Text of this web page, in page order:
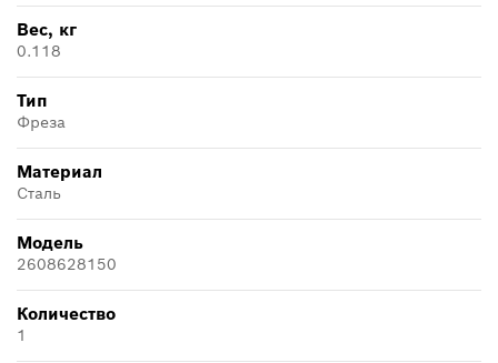
Вес, кг
0.118
Тип
Фреза
Материал
Сталь
Модель
2608628150
Количество
1